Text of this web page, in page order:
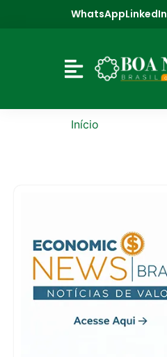
WhatsAppLinkedIn
Início